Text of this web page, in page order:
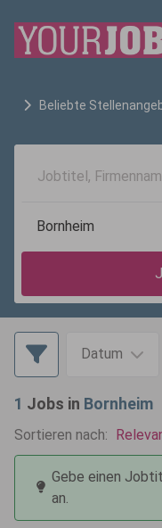
Beliebte
Datum
1 Jobs in Bornheim
Sortieren nach:
Gebe einen
an.